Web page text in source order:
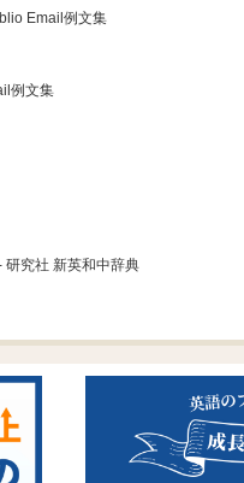
Email例文集
例文集
研究社 新英和中辞典